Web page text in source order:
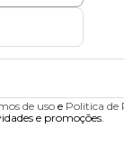
de usoe Politica de
e promoções.